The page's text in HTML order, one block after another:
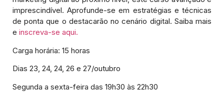
imprescindível. Aprofunde-se em estratégias e técnicas
de ponta que o destacarão no cenário digital. Saiba mais
e inscreva-se aqui.
Carga horária: 15 horas
Dias 23, 24, 24, 26 e 27/outubro
Segunda a sexta-feira das 19h30 às 22h30